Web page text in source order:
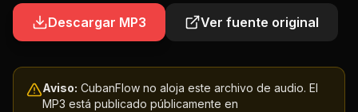
Descargar MP3 Ver fuente original
Aviso: CubanFlow no aloja este archivo de audio. El
MP3 está publicado públicamente en